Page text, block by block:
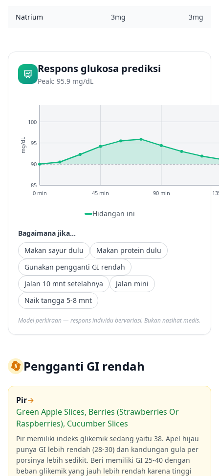
Natrium 3mg 3mg
Respons glukosa prediksi
Peak: 95.9 mg/dL
85
90
95
100
0 min 45 min 90 min
mg/dL
Hidangan ini
Bagaimana jika...
Makan sayur dulu
Makan protein dulu
Gunakan pengganti GI rendah
Jalan 10 mnt setelahnya
Jalan mini
Naik tangga 5-8 mnt
Model perkiraan — respons individu bervariasi. Bukan nasihat medis.
🔄Pengganti GI rendah
Pir→
Green Apple Slices, Berries (Strawberries Or
Raspberries), Cucumber Slices
Pir memiliki indeks glikemik sedang yaitu 38. Apel hijau
punya GI lebih rendah (28-30) dan kandungan gula per
porsinya lebih sedikit. Beri memiliki GI 25-40 dengan
beban glikemik yang jauh lebih rendah karena tinggi